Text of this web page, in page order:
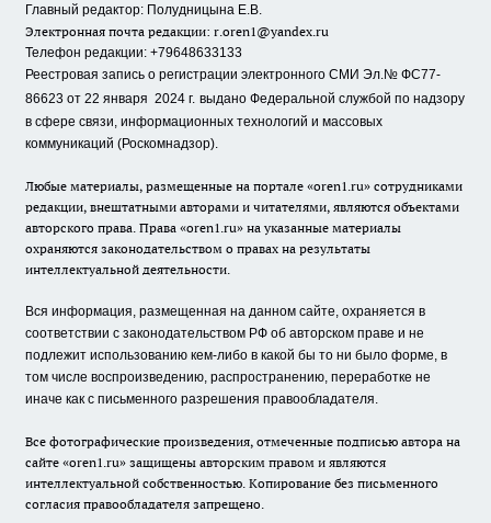
Главный редактор: Полудницына Е.В.
Электронная почта редакции: r.oren1@yandex.ru
Телефон редакции: +79648633133
Реестровая запись о регистрации электронного СМИ Эл.№ ФС77-
86623 от 22 января 2024 г. выдано Федеральной службой по надзору
в сфере связи, информационных технологий и массовых
коммуникаций (Роскомнадзор).
Любые материалы, размещенные на портале «oren1.ru» сотрудниками
редакции, внештатными авторами и читателями, являются объектами
авторского права. Права «oren1.ru» на указанные материалы
охраняются законодательством о правах на результаты
интеллектуальной деятельности.
Вся информация, размещенная на данном сайте, охраняется в
соответствии с законодательством РФ об авторском праве и не
подлежит использованию кем-либо в какой бы то ни было форме, в
том числе воспроизведению, распространению, переработке не
иначе как с письменного разрешения правообладателя.
Все фотографические произведения, отмеченные подписью автора на
сайте «oren1.ru» защищены авторским правом и являются
интеллектуальной собственностью. Копирование без письменного
согласия правообладателя запрещено.